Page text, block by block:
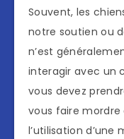
Souvent, les
notre soutien ou
n’est
interagir avec un
vous devez
vous faire
l’utilisation d’une